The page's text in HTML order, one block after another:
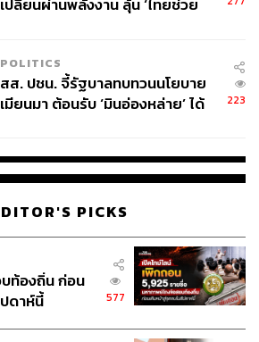
เปลี่ยนผ่านพลังงาน ลุ้น ‘ไทยช่วย
POLITICS
สส. ปชน. จี้รัฐบาลทบทวนนโยบาย
เมียนมา ต้อนรับ ‘มินอ่องหล่าย’ ได้
223
PICKS
ท้องถิ่น ก่อน
ดาห์นี้
577